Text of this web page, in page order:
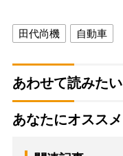
田代尚機 自動車
あわせて読みたい
あなたにオススメ